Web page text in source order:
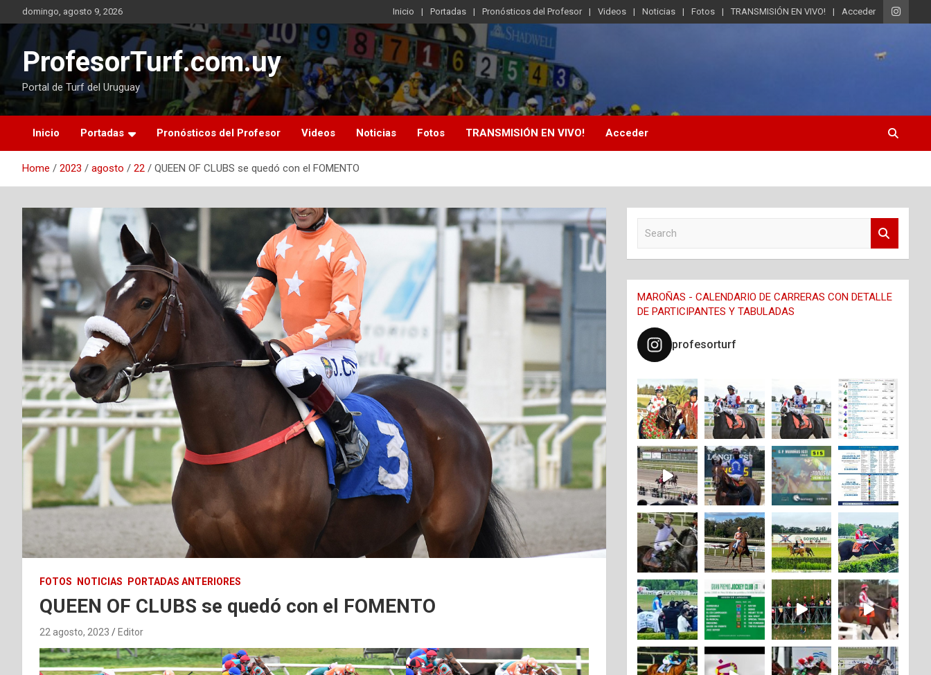
to
content
domingo, agosto 9, 2026 Inicio Portadas Pronósticos del Profesor Videos Noticias Fotos TRANSMISIÓN EN VIVO! Acceder
ProfesorTurf.com.uy
Portal de Turf del Uruguay
Inicio Portadas Pronósticos del Profesor Videos Noticias Fotos TRANSMISIÓN EN VIVO! Acceder
Home 2023 agosto 22 QUEEN OF CLUBS se quedó con el FOMENTO
FOTOS NOTICIAS PORTADAS ANTERIORES
QUEEN OF CLUBS se quedó con el FOMENTO
22 agosto, 2023 Editor
c
h
MAROÑAS - CALENDARIO DE CARRERAS CON DETALLE
DE PARTICIPANTES Y TABULADAS
profesorturf